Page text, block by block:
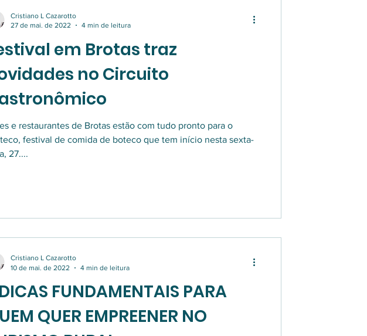
em Brotas traz
no Circuito
e restaurantes de Brotas estão com tudo pronto para o
festival de comida de boteco que tem início nesta sexta-
27....
Cristiano L Cazarotto
27 de mai. de 2022
4 min de leitura
FUNDAMENTAIS PARA
QUER EMPREENER NO
Cristiano L Cazarotto
10 de mai. de 2022
4 min de leitura